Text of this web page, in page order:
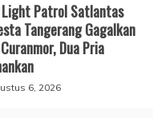
Patrol Satlantas
Tangerang Gagalkan
Dua Pria
6, 2026